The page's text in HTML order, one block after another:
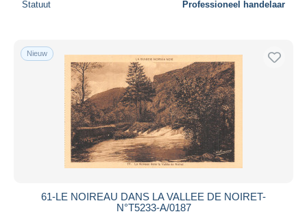
Statuut Professioneel handelaar
Nieuw
61-LE NOIREAU DANS LA VALLEE DE NOIRET-
N°T5233-A/0187